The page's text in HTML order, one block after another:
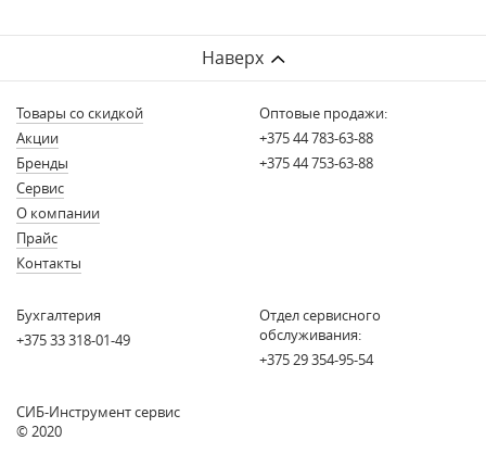
Наверх
Товары со скидкой
Акции
Бренды
Сервис
О компании
Прайс
Контакты
Оптовые продажи:
+375 44 783-63-88
+375 44 753-63-88
Бухгалтерия
+375 33 318-01-49
Отдел сервисного
обслуживания:
+375 29 354-95-54
СИБ-Инструмент сервис
© 2020